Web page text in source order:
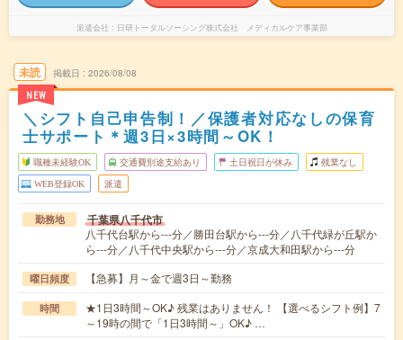
派遣会社 日研トータルソーシング株式会社 メディカルケア事業部
未読
NEW
掲載日 2026/08/08
＼シフト自己申告制！／保護者対応なしの保育
士サポート＊週3日×3時間～OK！
職種未経験OK 交通費別途支給あり 土日祝日が休み 残業なし
WEB登録OK 派遣
勤務地 千葉県八千代市
八千代台駅から---分／勝田台駅から---分／八千代緑が丘駅か
ら---分／八千代中央駅から---分／京成大和田駅から---分
曜日頻度 【急募】月～金で週3日～勤務
時間
★1日3時間～OK♪ 残業はありません！ 【選べるシフト例】7
～19時の間で「1日3時間～」OK♪ …